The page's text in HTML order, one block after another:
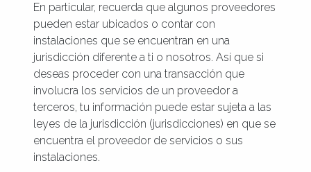
En particular, recuerda que algunos proveedores
pueden estar ubicados o contar con
instalaciones que se encuentran en una
jurisdicción diferente a ti o nosotros. Así que si
deseas proceder con una transacción que
involucra los servicios de un proveedor a
terceros, tu información puede estar sujeta a las
leyes de la jurisdicción (jurisdicciones) en que se
encuentra el proveedor de servicios o sus
instalaciones.